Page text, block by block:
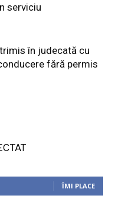
serviciu
în judecată cu
fără permis
ÎMI PLACE